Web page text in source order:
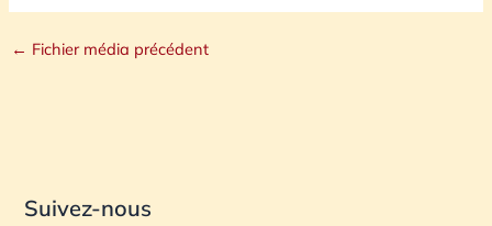
← Fichier média précédent
Suivez-nous